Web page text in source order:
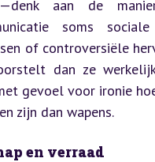
aan de
soms
of controversiële
dan ze
gevoel voor ironie
zijn dan wapens.
en verraad